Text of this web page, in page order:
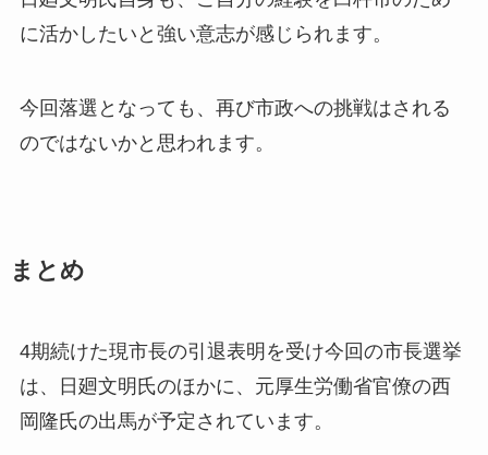
に活かしたいと強い意志が感じられます。
今回落選となっても、再び市政への挑戦はされる
のではないかと思われます。
まとめ
4期続けた現市長の引退表明を受け今回の市長選挙
は、日廻文明氏のほかに、元厚生労働省官僚の西
岡隆氏の出馬が予定されています。